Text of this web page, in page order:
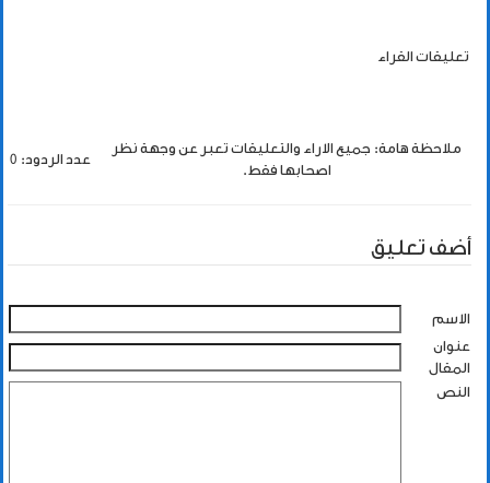
تعليقات القراء
ملاحظة هامة: جميع الاراء والتعليقات تعبر عن وجهة نظر
اصحابها فقط.
عدد الردود: 0
أضف تعليق
الاسم
عنوان
المقال
النص